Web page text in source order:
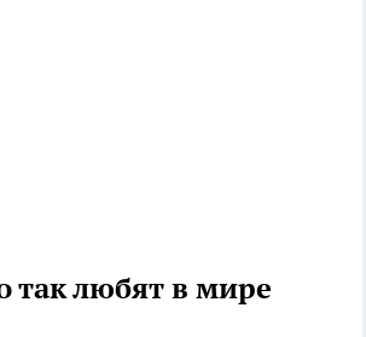
так любят в мире